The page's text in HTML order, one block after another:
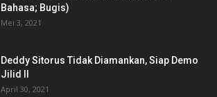
Bahasa; Bugis)
Mei 3, 2021
Deddy Sitorus Tidak Diamankan, Siap Demo
Jilid II
April 30, 2021